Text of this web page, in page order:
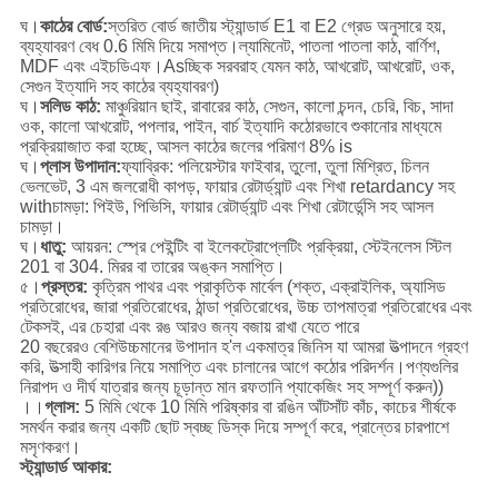
ঘ। কাঠের বোর্ড:স্তরিত বোর্ড জাতীয় স্ট্যান্ডার্ড E1 বা E2 গ্রেড অনুসারে হয়,
ব্যহ্যাবরণ বেধ 0.6 মিমি দিয়ে সমাপ্ত।ল্যামিনেট, পাতলা পাতলা কাঠ, বার্ণিশ,
MDF এবং এইচডিএফ।Asচ্ছিক সরবরাহ যেমন কাঠ, আখরোট, আখরোট, ওক,
সেগুন ইত্যাদি সহ কাঠের ব্যহ্যাবরণ)
ঘ। সলিড কাঠ: মাঞ্চুরিয়ান ছাই, রাবারের কাঠ, সেগুন, কালো চন্দন, চেরি, বিচ, সাদা
ওক, কালো আখরোট, পপলার, পাইন, বার্চ ইত্যাদি কঠোরভাবে শুকানোর মাধ্যমে
প্রক্রিয়াজাত করা হচ্ছে, আসল কাঠের জলের পরিমাণ 8% is
ঘ। প্লাস উপাদান:ফ্যাব্রিক: পলিয়েস্টার ফাইবার, তুলো, তুলা মিশ্রিত, চিলন
ভেলভেট, 3 এম জলরোধী কাপড়, ফায়ার রেটার্ড্যান্ট এবং শিখা retardancy সহ
withচামড়া: পিইউ, পিভিসি, ফায়ার রেটার্ড্যান্ট এবং শিখা রেটার্ডেন্সি সহ আসল
চামড়া।
ঘ। ধাতু: আয়রন: স্প্রে পেইন্টিং বা ইলেকট্রোপ্লেটিং প্রক্রিয়া, স্টেইনলেস স্টিল
201 বা 304. মিরর বা তারের অঙ্কন সমাপ্তি।
৫। প্রস্তর: কৃত্রিম পাথর এবং প্রাকৃতিক মার্বেল (শক্ত, এক্রাইলিক, অ্যাসিড
প্রতিরোধের, জারা প্রতিরোধের, ঠান্ডা প্রতিরোধের, উচ্চ তাপমাত্রা প্রতিরোধের এবং
টেকসই, এর চেহারা এবং রঙ আরও জন্য বজায় রাখা যেতে পারে
20 বছরেরও বেশিউচ্চমানের উপাদান হ'ল একমাত্র জিনিস যা আমরা উত্পাদনে গ্রহণ
করি, উত্সাহী কারিগর নিয়ে সমাপ্তি এবং চালানের আগে কঠোর পরিদর্শন।পণ্যগুলির
নিরাপদ ও দীর্ঘ যাত্রার জন্য চূড়ান্ত মান রফতানি প্যাকেজিং সহ সম্পূর্ণ করুন))
।। গ্লাস: 5 মিমি থেকে 10 মিমি পরিষ্কার বা রঙিন আঁটসাঁট কাঁচ, কাচের শীর্ষকে
সমর্থন করার জন্য একটি ছোট স্বচ্ছ ডিস্ক দিয়ে সম্পূর্ণ করে, প্রান্তের চারপাশে
মসৃণকরণ।
স্ট্যান্ডার্ড আকার: